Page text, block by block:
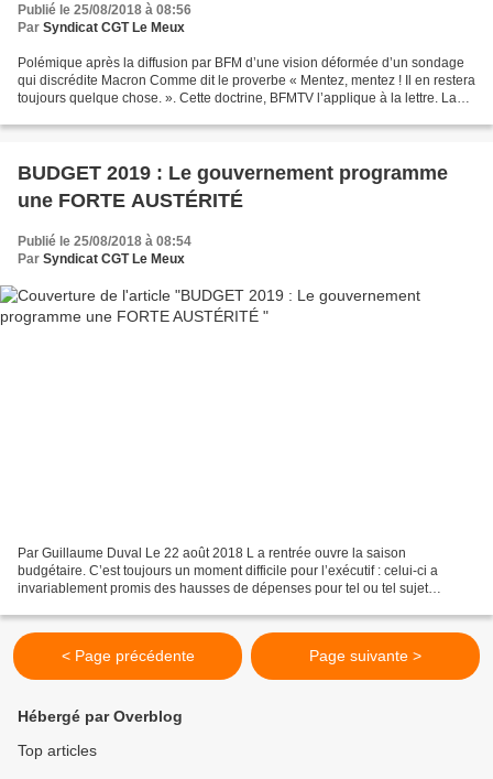
Publié le 25/08/2018 à 08:56
Par Syndicat CGT Le Meux
Polémique après la diffusion par BFM d’une vision déformée d’un sondage
qui discrédite Macron Comme dit le proverbe « Mentez, mentez ! Il en restera
toujours quelque chose. ». Cette doctrine, BFMTV l’applique à la lettre. La
BUDGET 2019 : Le gouvernement programme
une FORTE AUSTÉRITÉ
Publié le 25/08/2018 à 08:54
Par Syndicat CGT Le Meux
Par Guillaume Duval Le 22 août 2018 L a rentrée ouvre la saison
budgétaire. C’est toujours un moment difficile pour l’exécutif : celui-ci a
invariablement promis des hausses de dépenses pour tel ou tel sujet
< Page précédente Page suivante >
Hébergé par Overblog
Top articles